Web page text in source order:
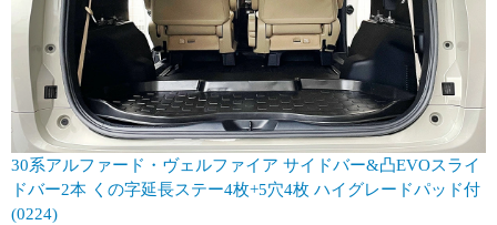
30系アルファード・ヴェルファイア サイドバー&凸EVOスライ
ドバー2本 くの字延長ステー4枚+5穴4枚 ハイグレードパッド付
(0224)